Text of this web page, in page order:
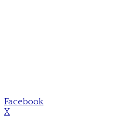
Facebook
X